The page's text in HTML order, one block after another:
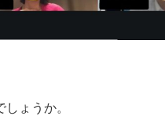
ょうか。